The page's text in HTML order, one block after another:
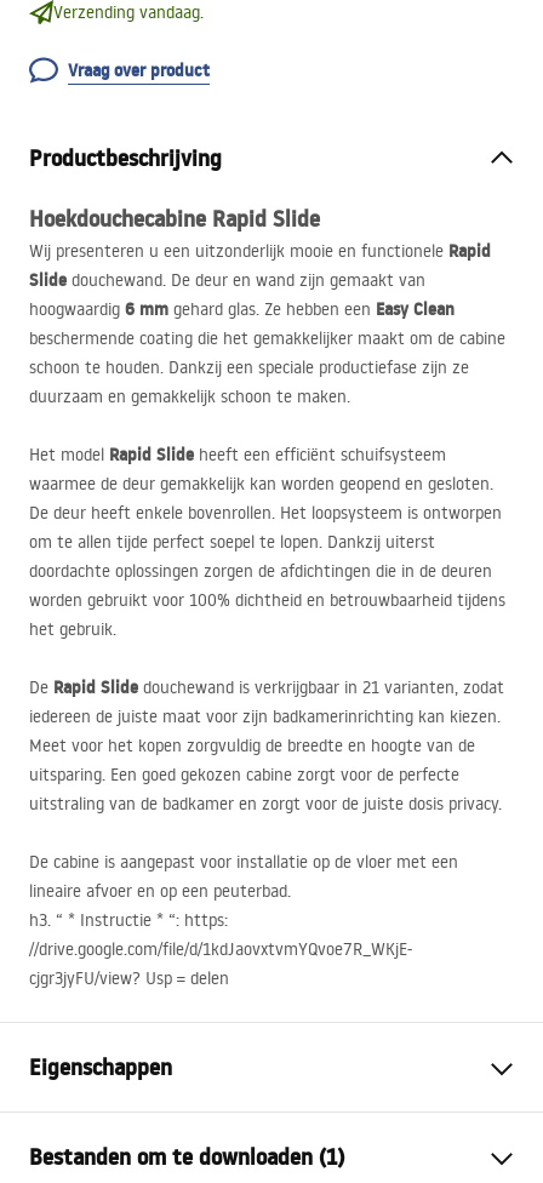
Verzending vandaag.
Vraag over product
Productbeschrijving
Hoekdouchecabine Rapid Slide
Wij presenteren u een uitzonderlijk mooie en functionele Rapid
Slide douchewand. De deur en wand zijn gemaakt van
hoogwaardig 6 mm gehard glas. Ze hebben een Easy Clean
beschermende coating die het gemakkelijker maakt om de cabine
schoon te houden. Dankzij een speciale productiefase zijn ze
duurzaam en gemakkelijk schoon te maken.
Het model Rapid Slide heeft een efficiënt schuifsysteem
waarmee de deur gemakkelijk kan worden geopend en gesloten.
De deur heeft enkele bovenrollen. Het loopsysteem is ontworpen
om te allen tijde perfect soepel te lopen. Dankzij uiterst
doordachte oplossingen zorgen de afdichtingen die in de deuren
worden gebruikt voor 100% dichtheid en betrouwbaarheid tijdens
het gebruik.
De Rapid Slide douchewand is verkrijgbaar in 21 varianten, zodat
iedereen de juiste maat voor zijn badkamerinrichting kan kiezen.
Meet voor het kopen zorgvuldig de breedte en hoogte van de
uitsparing. Een goed gekozen cabine zorgt voor de perfecte
uitstraling van de badkamer en zorgt voor de juiste dosis privacy.
De cabine is aangepast voor installatie op de vloer met een
lineaire afvoer en op een peuterbad.
h3. “ * Instructie * “: https:
//drive.google.com/file/d/1kdJaovxtvmYQvoe7R_WKjE-
cjgr3jyFU/view? Usp = delen
Eigenschappen
110x80, 110x90, 110x100,
Bestanden om te downloaden (1)